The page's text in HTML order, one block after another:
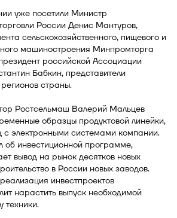
уже посетили Министр
России Денис Мантуров,
сельскохозяйственного, пищевого и
машиностроения Минпромторга
российской Ассоциации
Бабкин, представители
страны.
Ростсельмаш Валерий Мальцев
образцы продуктовой линейки,
электронными системами компании.
об инвестиционной программе,
вывод на рынок десятков новых
в России новых заводов.
инвестпроектов
нарастить выпуск необходимой
техники.